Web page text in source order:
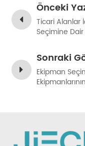
Önceki
Ticari Alanlar
Seçimine Dair
Sonraki
Ekipman